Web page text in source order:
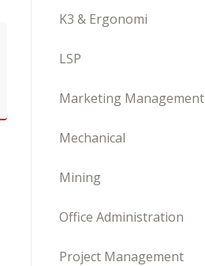
K3 & Ergonomi
LSP
Marketing Management
Mechanical
Mining
Office Administration
Project Management